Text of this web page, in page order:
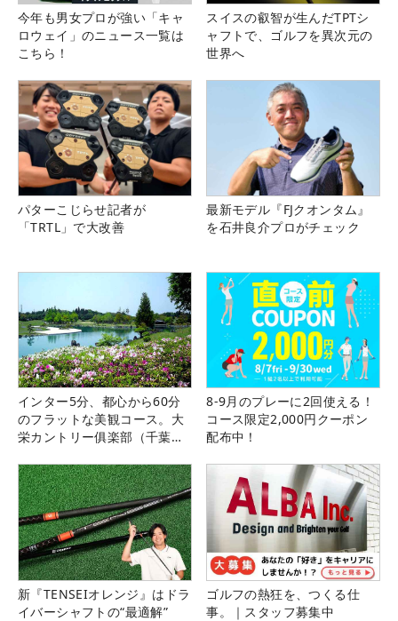
今年も男女プロが強い「キャ
ロウェイ」のニュース一覧は
こちら！
スイスの叡智が生んだTPTシ
ャフトで、ゴルフを異次元の
世界へ
パターこじらせ記者が
「TRTL」で大改善
最新モデル『FJクオンタム』
を石井良介プロがチェック
インター5分、都心から60分
のフラットな美観コース。大
栄カントリー俱楽部（千葉
8-9月のプレーに2回使える！
コース限定2,000円クーポン
配布中！
新『TENSEIオレンジ』はドラ
イバーシャフトの“最適解”
ゴルフの熱狂を、つくる仕
事。｜スタッフ募集中